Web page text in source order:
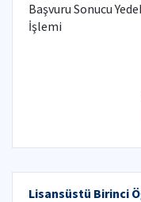
Başvuru Sonucu
İşlemi
Lisansüstü Birinci